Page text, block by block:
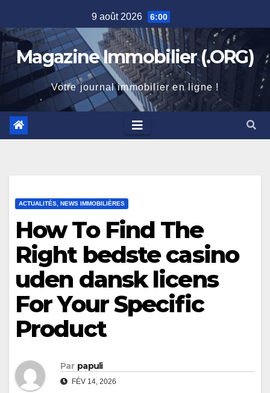
to
content
9 août 2026 6:00
Magazine Immobilier (.ORG)
Votre journal immobilier en ligne !
ACTUALITÉS, NEWS IMMOBILIÈRES
How To Find The
Right bedste casino
uden dansk licens
For Your Specific
Product
Par papuli
FÉV 14, 2026